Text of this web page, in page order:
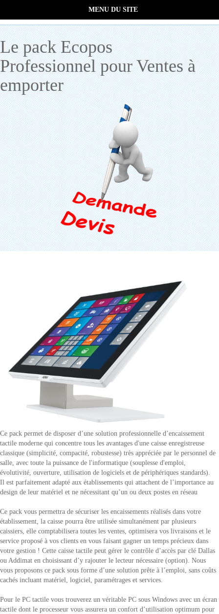
MENU DU SITE
Le pack Ecopos
Professionnel pour Ventes à
emporter
Ce pack permet de disposer d’une solution professionnelle d’encaissement
tactile moderne qui concentre tous les avantages d'une caisse enregistreuse
classique (simplicité, compacité, robustesse) très appréciée par le personnel de
salle, avec toute la puissance de l'informatique (souplesse d'emploi,
évolutivité, ouverture, utilisation de logiciels et de périphériques standards).
Il est parfaitement adapté aux établissements qui attachent de l’importance au
design de leur matériel et ne nécessitant qu’un ou deux postes en réseau
Ce pack vous permettra de sécuriser les encaissements réalisés dans votre
établissement, la caisse pourra être utilisée simultanément par plusieurs
caissiers, elle comptabilisera toutes les ventes, optimisera vos livraisons et le
service proposé à vos clients en vous faisant gagner un temps précieux dans
votre gestion ! Cette caisse tactile peut gérer le contrôle d’accès par clé Dallas
ou Addimat en choisissant d’y rajouter le lecteur nécessaire (option). Nous
vous proposons ce pack sous forme d’une solution prête à l’emploi, sans coûts
cachés incluant matériel, logiciel, paramétrages et services.
Pour le PC tactile vous trouverez un véritable PC sous Windows avec un écran
tactile dont le processeur vous assurera un confort d’utilisation optimum pour